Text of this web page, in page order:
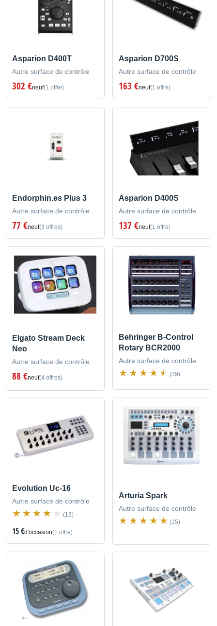
Asparion D400T
Autre surface de contrôle
302 €neuf(1 offre)
Asparion D700S
Autre surface de contrôle
163 €neuf(1 offre)
Endorphin.es Plus 3
Autre surface de contrôle
77 €neuf(3 offres)
Asparion D400S
Autre surface de contrôle
137 €neuf(1 offre)
Elgato Stream Deck
Neo
Autre surface de contrôle
88 €neuf(4 offres)
Behringer B-Control
Rotary BCR2000
Autre surface de contrôle
(39)
Evolution Uc-16
Autre surface de contrôle
(13)
15 €d'occasion(1 offre)
Arturia Spark
Autre surface de contrôle
(15)